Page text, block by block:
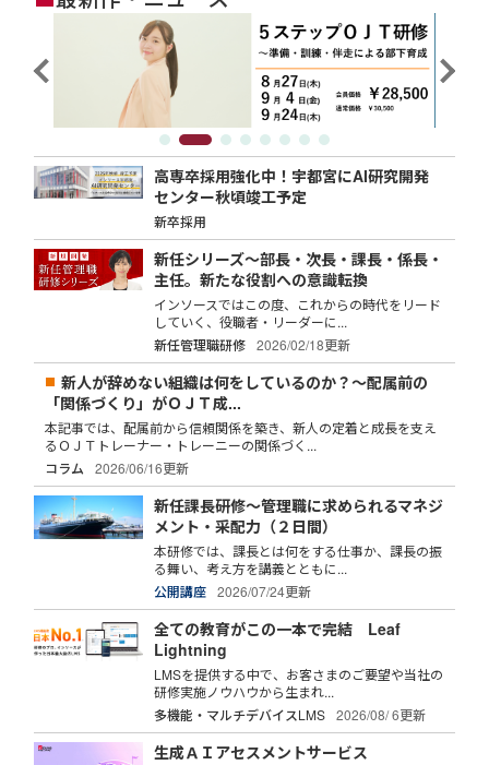
高専卒採用強化中！宇都宮にAI研究開発
センター秋頃竣工予定
新卒採用
新任シリーズ～部長・次長・課長・係長・
主任。新たな役割への意識転換
インソースではこの度、これからの時代をリード
していく、役職者・リーダーに...
新任管理職研修
2026/02/18更新
新人が辞めない組織は何をしているのか？～配属前の
「関係づくり」がＯＪＴ成...
本記事では、配属前から信頼関係を築き、新人の定着と成長を支え
るＯＪＴトレーナー・トレーニーの関係づく...
コラム
2026/06/16更新
新任課長研修～管理職に求められるマネジ
メント・采配力（２日間）
本研修では、課長とは何をする仕事か、課長の振
る舞い、考え方を講義とともに...
公開講座
2026/07/24更新
全ての教育がこの一本で完結 Leaf
Lightning
LMSを提供する中で、お客さまのご要望や当社の
研修実施ノウハウから生まれ...
多機能・マルチデバイスLMS
2026/08/ 6更新
生成ＡＩアセスメントサービス